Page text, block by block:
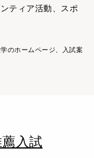
ティア活動、スポ
のホームページ、入試案
入試